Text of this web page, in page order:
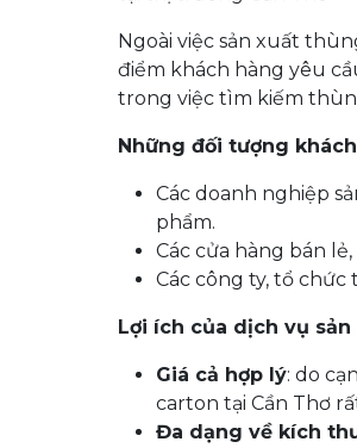
Ngoài việc sản xuất
điểm khách hàng yêu
trong việc tìm kiếm
Những đối tượng
Các doanh nghiệp
phẩm.
Các cửa hàng bán
Các công ty, tổ chức
Lợi ích của dịch vụ
Giá cả hợp lý: do
carton tại Cần Thơ
Đa dạng về kích